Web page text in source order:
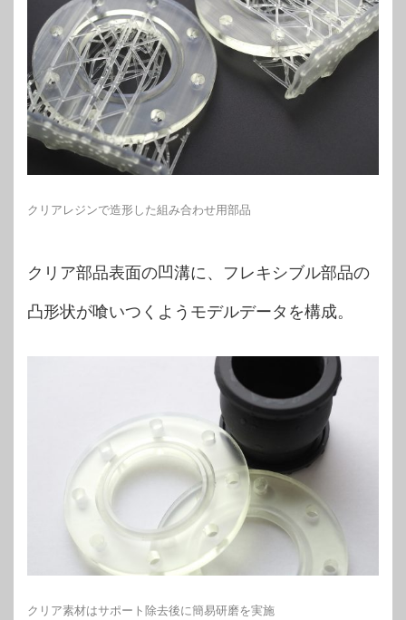
クリアレジンで造形した組み合わせ用部品
クリア部品表面の凹溝に、フレキシブル部品の
凸形状が喰いつくようモデルデータを構成。
クリア素材はサポート除去後に簡易研磨を実施